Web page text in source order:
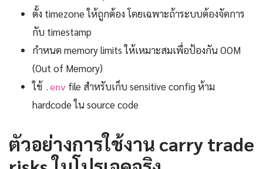
ตั้ง timezone ให้ถูกต้อง โดยเฉพาะถ้าระบบต้องจัดการ
กับ timestamp
กำหนด memory limits ให้เหมาะสมเพื่อป้องกัน OOM
(Out of Memory)
ใช้ .env file สำหรับเก็บ sensitive config ห้าม
hardcode ใน source code
ตัวอย่างการใช้งาน carry trade